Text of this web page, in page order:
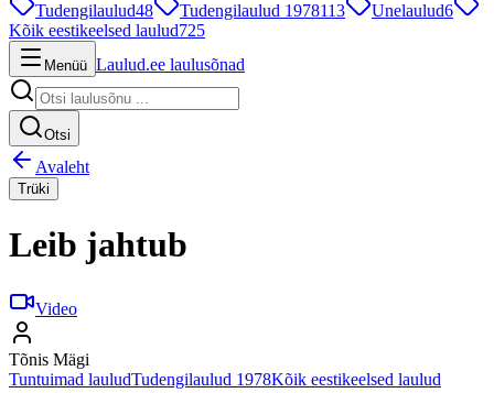
Tudengilaulud48 Tudengilaulud 1978113 Unelaulud6
Kõik eestikeelsed laulud725
Menüü Laulud.ee laulusõnad
Otsi
Avaleht
Trüki
Leib jahtub
Video
Tõnis Mägi
Tuntuimad lauludTudengilaulud 1978Kõik eestikeelsed laulud